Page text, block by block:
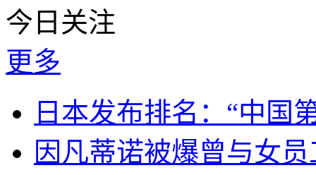
今日关注
更多
日本发布排名：“中国
因凡蒂诺被爆曾与女